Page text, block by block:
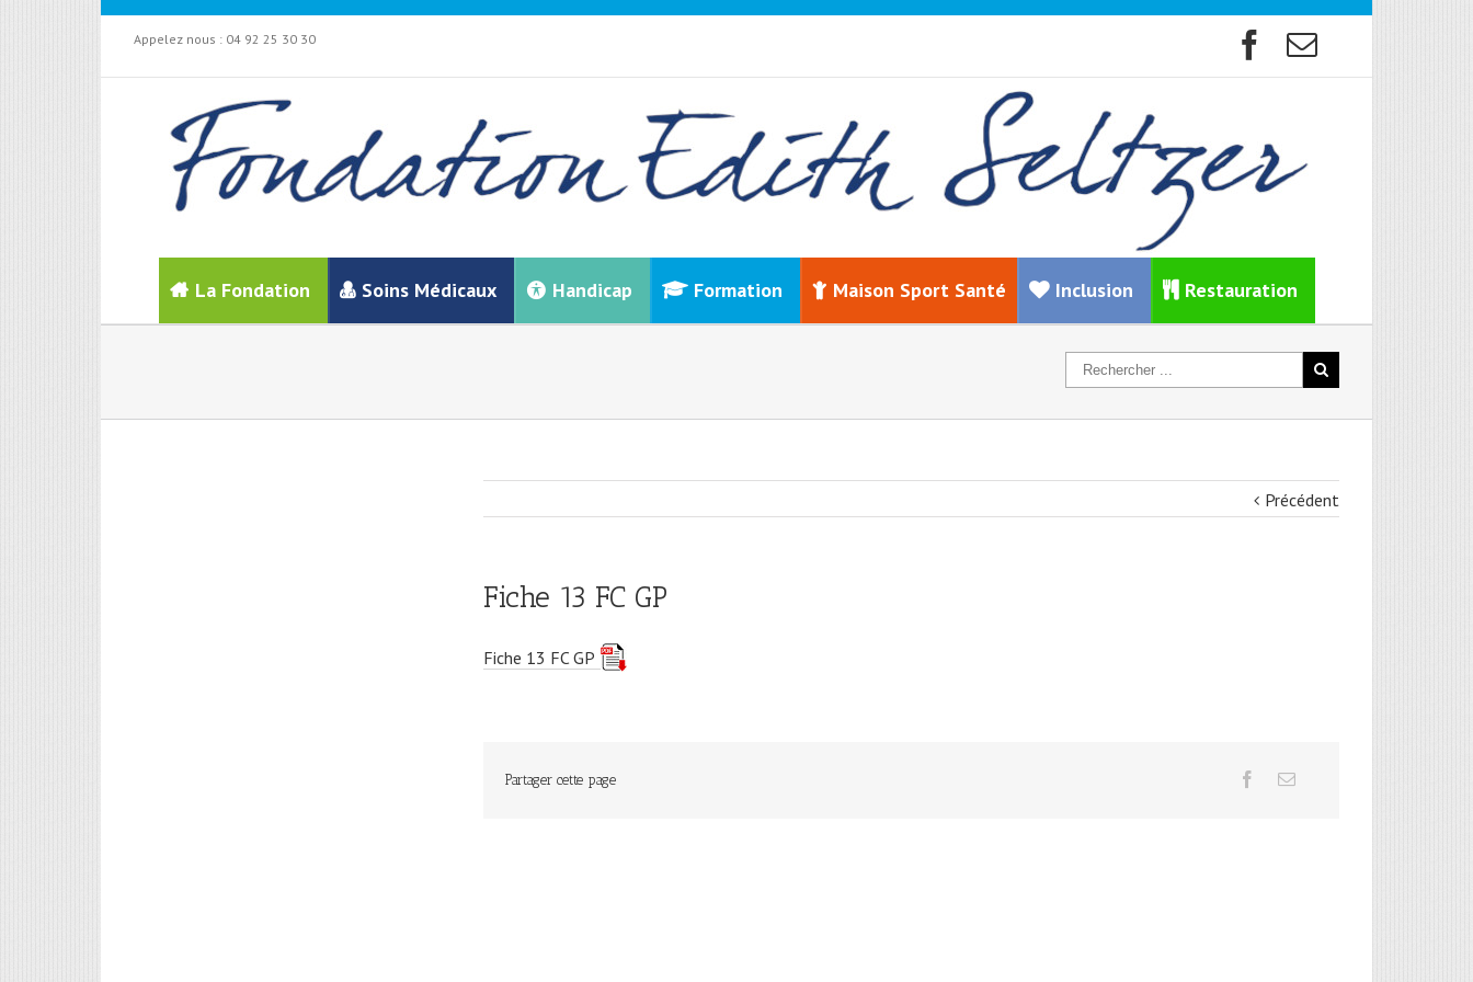
Appelez nous : 04 92 25 30 30
La Fondation Soins Médicaux Handicap Formation Maison Sport Santé Inclusion Restauration
Précédent
Fiche 13 FC GP
Fiche 13 FC GP
Partager cette page